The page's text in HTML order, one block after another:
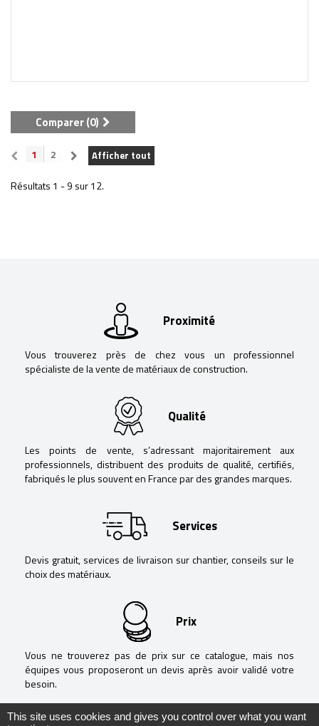
Comparer (0)
Afficher tout
1 2
Résultats 1 - 9 sur 12.
Proximité
Vous trouverez près de chez vous un professionnel
spécialiste de la vente de matériaux de construction.
Qualité
Les points de vente, s’adressant majoritairement aux
professionnels, distribuent des produits de qualité, certifiés,
fabriqués le plus souvent en France par des grandes marques.
Services
Devis gratuit, services de livraison sur chantier, conseils sur le
choix des matériaux.
Prix
Vous ne trouverez pas de prix sur ce catalogue, mais nos
équipes vous proposeront un devis après avoir validé votre
besoin.
This site uses cookies and gives you control over what you want